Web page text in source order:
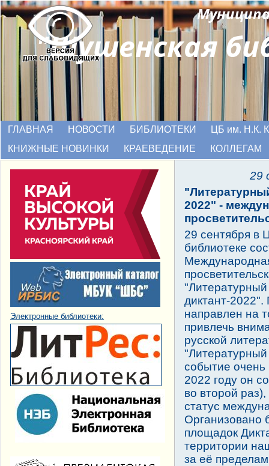
"Шушенская
ГЛАВНАЯ НОВОСТИ БИБЛИОТЕКИ
ЦБ им. Н.К.
КНИЖНЫЕ НОВИНКИ
КРАЕВЕДЕНИЕ КОЛЛЕГАМ
Электронные библиотеки:
29
2022" -
29 сентября в
библиотеке
"Литературный
диктант-2022".
направлен на
привлечь
русской
"Литературный
событие
2022 году он
во второй
статус
Организовано
площадок
территории
за её